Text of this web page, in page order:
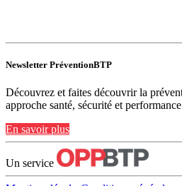
Newsletter PréventionBTP
Découvrez et faites découvrir la
approche santé, sécurité et
En savoir plus
Un service